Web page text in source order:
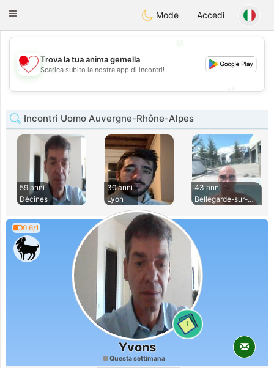
日本Chat
Toggle
Mode Accedi
💖
💕
Trova la tua anima gemella
Scarica subito la nostra app di incontri!
Incontri Uomo Auvergne-Rhône-Alpes
59 anni
Décines
30 anni
Lyon
43 anni
Bellegarde-sur-val
0.6/1
1
Yvons
Questa settimana